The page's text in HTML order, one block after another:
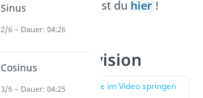
Substitution findest du hier !
Polynomdivision
zur Stelle im Video springen
Sinus
2/6 – Dauer: 04:26
Cosinus
3/6 – Dauer: 04:25